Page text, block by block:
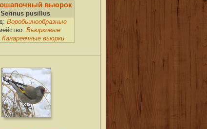
вьюрок
Serinus pusillus
Воробьинообразные
Вьюрковые
Канареечные вьюрки